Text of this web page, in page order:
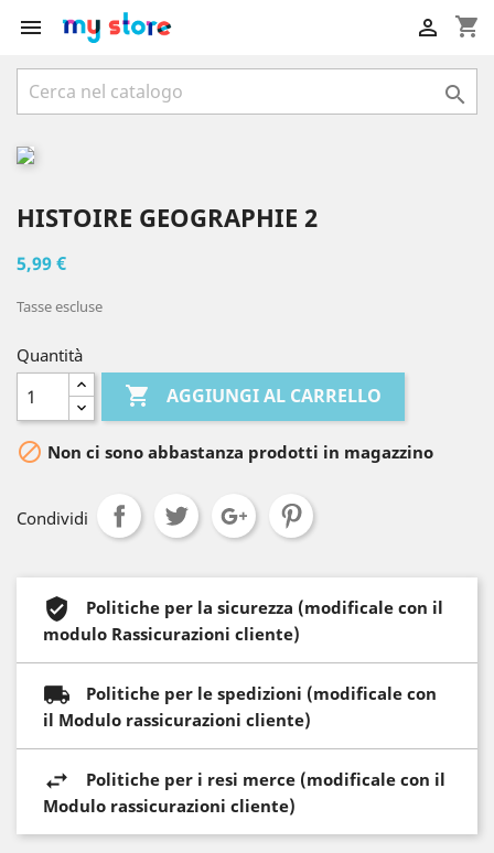
 shopping_cart


HISTOIRE GEOGRAPHIE 2
5,99 €
Tasse escluse
Quantità
 AGGIUNGI AL CARRELLO
 Non ci sono abbastanza prodotti in magazzino
Condividi
Politiche per la sicurezza (modificale con il
modulo Rassicurazioni cliente)
Politiche per le spedizioni (modificale con
il Modulo rassicurazioni cliente)
Politiche per i resi merce (modificale con il
Modulo rassicurazioni cliente)